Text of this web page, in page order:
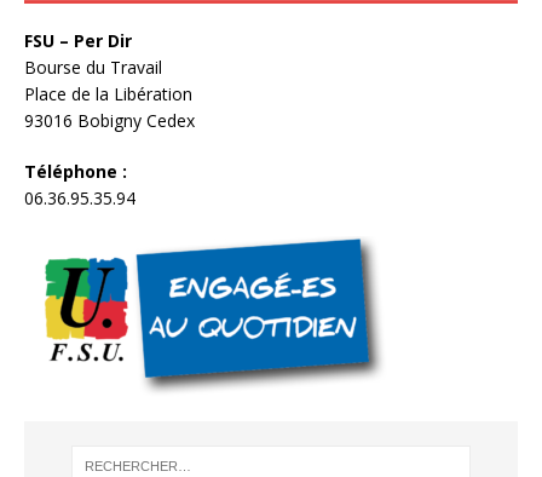
FSU – Per Dir
Bourse du Travail
Place de la Libération
93016 Bobigny Cedex
Téléphone :
06.36.95.35.94